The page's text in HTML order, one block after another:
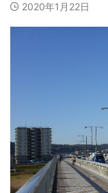
2020年1月22日